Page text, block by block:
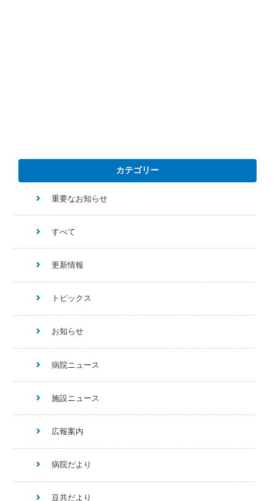
カテゴリー
重要なお知らせ
すべて
更新情報
トピックス
お知らせ
病院ニュース
施設ニュース
広報案内
病院だより
豆共だより